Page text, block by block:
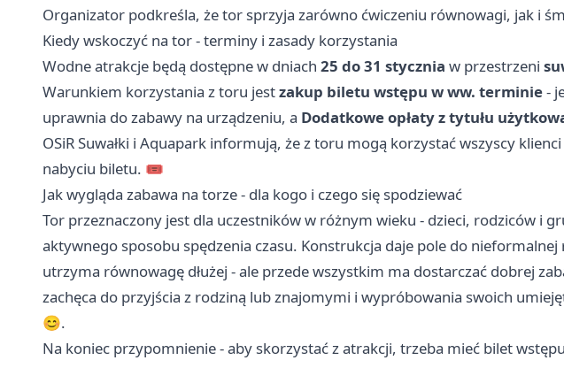
Organizator podkreśla, że tor sprzyja zarówno ćwiczeniu równowagi, jak i
Kiedy wskoczyć na tor - terminy i zasady korzystania
Wodne atrakcje będą dostępne w dniach 25 do 31 stycznia w przestrzeni
Warunkiem korzystania z toru jestzakup biletu wstępu w ww. terminie-
uprawnia do zabawy na urządzeniu, a Dodatkowe opłaty z tytułu
OSiR Suwałki i Aquapark informują, że z toru mogą korzystać wszyscy
nabyciu biletu. 🎟️
Jak wygląda zabawa na torze - dla kogo i czego się spodziewać
Tor przeznaczony jest dla uczestników w różnym wieku - dzieci, rodziców i
aktywnego sposobu spędzenia czasu. Konstrukcja daje pole do
utrzyma równowagę dłużej - ale przede wszystkim ma dostarczać dobrej
zachęca do przyjścia z rodziną lub znajomymi i wypróbowania swoich
😊.
Na koniec przypomnienie - aby skorzystać z atrakcji, trzeba mieć bilet